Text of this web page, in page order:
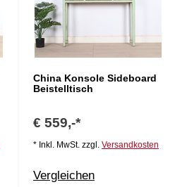
China Konsole Sideboard
Beistelltisch
€ 559,-*
* Inkl. MwSt. zzgl. Versandkosten
Vergleichen